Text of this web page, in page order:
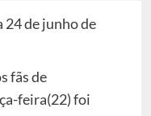
24 de junho de
fãs de
feira(22) foi